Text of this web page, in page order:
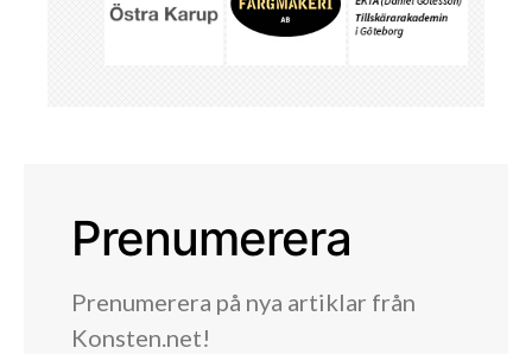
Prenumerera
Prenumerera på nya artiklar från
Konsten.net!